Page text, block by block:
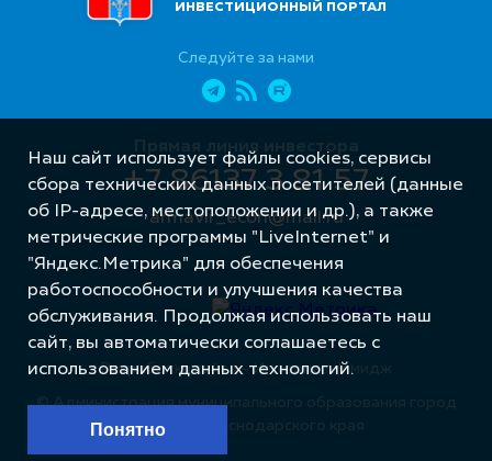
ИНВЕСТИЦИОННЫЙ ПОРТАЛ
Следуйте за нами
Прямая линия инвестора
+7 86137 3 81 57
armavir_econ@mail.ru
© Администрация муниципального образования город
Армавир Краснодарского края
Разработка сайта – Интернет-Имидж
Наш сайт использует файлы cookies, сервисы
сбора технических данных посетителей (данные
об IP-адресе, местоположении и др.), а также
метрические программы "LiveInternet" и
"Яндекс.Метрика" для обеспечения
работоспособности и улучшения качества
обслуживания. Продолжая использовать наш
сайт, вы автоматически соглашаетесь с
использованием данных технологий.
Понятно